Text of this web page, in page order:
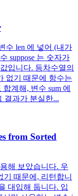
수 len 에 넣어 (내가
suppose 는 숫자가
입니다. 등차수열의
없기 때문에 항수는
계해, 변수 sum 에
결과가 분실한...
from Sorted
해 보았습니다. 우
때문에, 리턴합니
대입해 둡니다. 입